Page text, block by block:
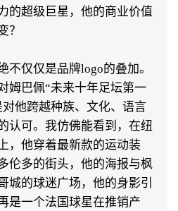
的超级巨星，他的商业价值
？
不仅仅是品牌logo的叠加。
姆巴佩“未来十年足坛第一
他跨越种族、文化、语言
认可。我仿佛能看到，在纽
，他穿着最新款的运动装
伦多的街头，他的海报与枫
城的球迷广场，他的身影引
是一个法国球星在推销产